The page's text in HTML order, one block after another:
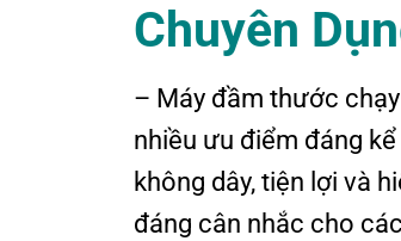
Chuyên
– Máy đầm thước
nhiều ưu điểm đáng
không dây, tiện lợi và
đáng cân nhắc cho